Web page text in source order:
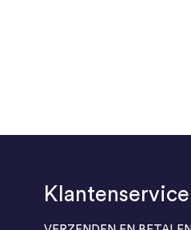
Klantenservice